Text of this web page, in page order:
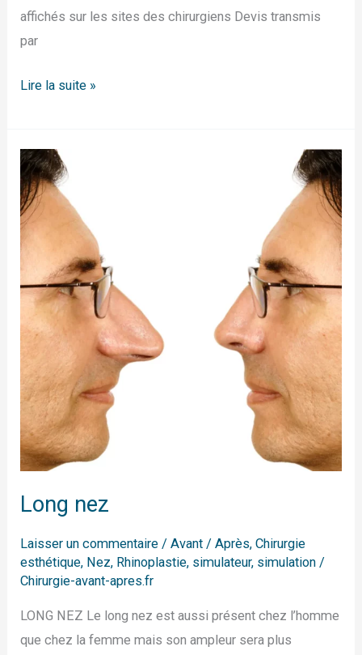
affichés sur les sites des chirurgiens Devis transmis
par
Lire la suite »
Long nez
Laisser un commentaire /Avant / Après,Chirurgie
esthétique, Nez, Rhinoplastie, simulateur, simulation /
Chirurgie-avant-apres.fr
LONG NEZ Le long nez est aussi présent chez l’homme
que chez la femme mais son ampleur sera plus
Long
nez